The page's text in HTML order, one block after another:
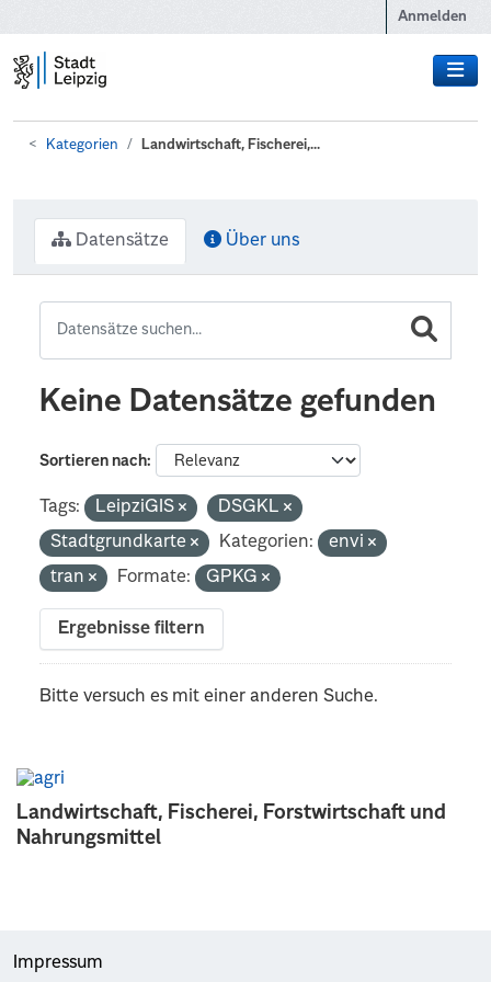
Anmelden
Kategorien Landwirtschaft, Fischerei,...
Landwirtschaft, Fischerei, Forstwirtschaft und
Nahrungsmittel
Datensätze Über uns
Keine Datensätze gefunden
Sortieren nach
Tags: LeipziGIS
DSGKL
Stadtgrundkarte
Kategorien:
envi
tran
Formate: GPKG
Ergebnisse filtern
Bitte versuch es mit einer anderen Suche.
Impressum